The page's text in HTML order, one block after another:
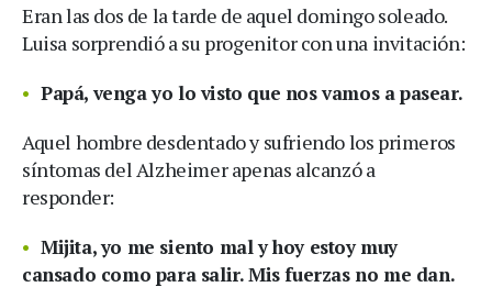
Eran las dos de la tarde de aquel domingo soleado.
Luisa sorprendió a su progenitor con una invitación:
Papá, venga yo lo visto que nos vamos a pasear.
Aquel hombre desdentado y sufriendo los primeros
síntomas del Alzheimer apenas alcanzó a
responder:
Mijita, yo me siento mal y hoy estoy muy
cansado como para salir. Mis fuerzas no me dan.